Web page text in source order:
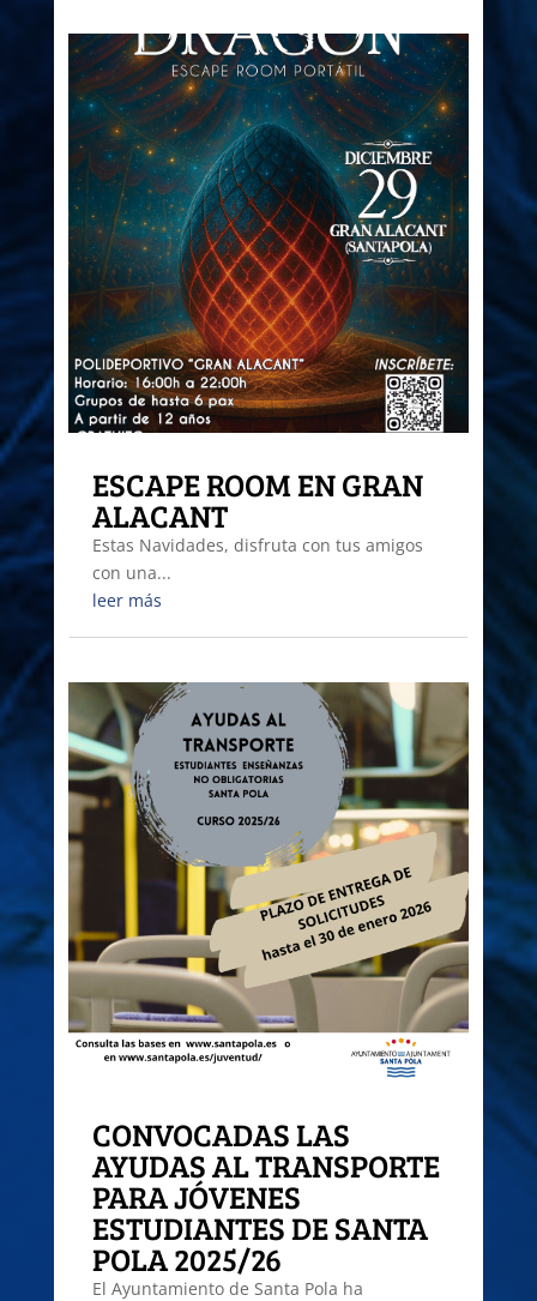
ESCAPE ROOM EN GRAN
ALACANT
Estas Navidades, disfruta con tus amigos
con una...
leer más
CONVOCADAS LAS
AYUDAS AL TRANSPORTE
PARA JÓVENES
ESTUDIANTES DE SANTA
POLA 2025/26
El Ayuntamiento de Santa Pola ha